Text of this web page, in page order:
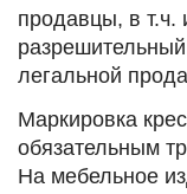
продавцы, в
легальной
Маркировка
обязательным
На мебельное